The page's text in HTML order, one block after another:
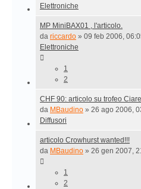
Elettroniche
MP MiniBAX01 , l'articolo.
da riccardo » 09 feb 2006,
Elettroniche
1
2
CHF 90: articolo su trofeo Ciare
da MBaudino » 26 ago 2006,
Diffusori
articolo Crowhurst wanted!!!
da MBaudino » 26 gen 2007,
1
2